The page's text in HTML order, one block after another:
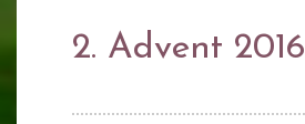
2. Advent 2016